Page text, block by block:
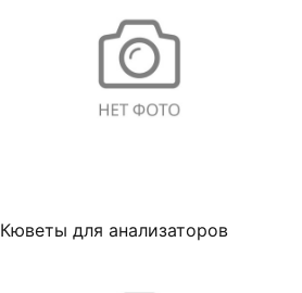
Кюветы для анализаторов